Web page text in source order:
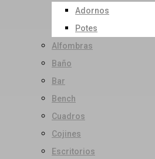
Adornos
Potes
Alfombras
Baño
Bar
Bench
Cuadros
Cojines
Escritorios